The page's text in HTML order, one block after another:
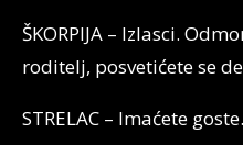
ŠKORPIJA – Izlasci.
roditelj, posvetićete se
STRELAC – Imaćete goste.